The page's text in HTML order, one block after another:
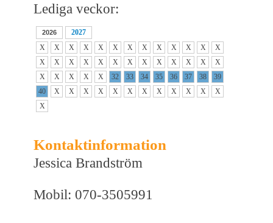
Lediga veckor:
2026
2027
X
X X X X X X X X X X X
X
X
X X X X X X X X X X X
X
X
X X X X 32 33 34 35 36 37 38
39
40
X X X X X X X X X X X
X
X
Kontaktinformation
Jessica Brandström
Mobil: 070-3505991